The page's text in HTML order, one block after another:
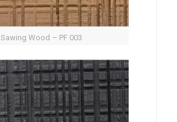
Sawing Wood – PF 003